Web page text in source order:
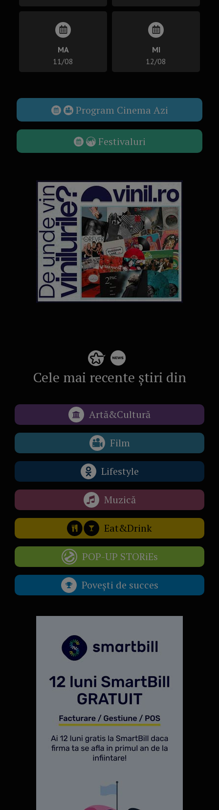
MA
11/08
MI
12/08
Program Cinema Azi
Festivaluri
Cele mai recente știri din
Artă&Cultură
Film
Lifestyle
Muzică
Eat&Drink
POP-UP STORiEs
Povești de succes